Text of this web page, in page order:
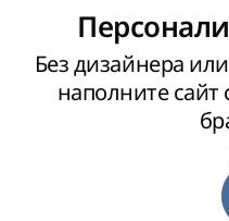
Без дизайнера
наполните